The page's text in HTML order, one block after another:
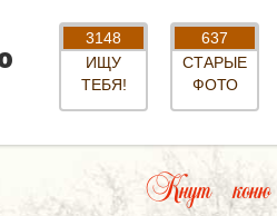
3148
ИЩУ
ТЕБЯ!
637
СТАРЫЕ
ФОТО
Кнут коню